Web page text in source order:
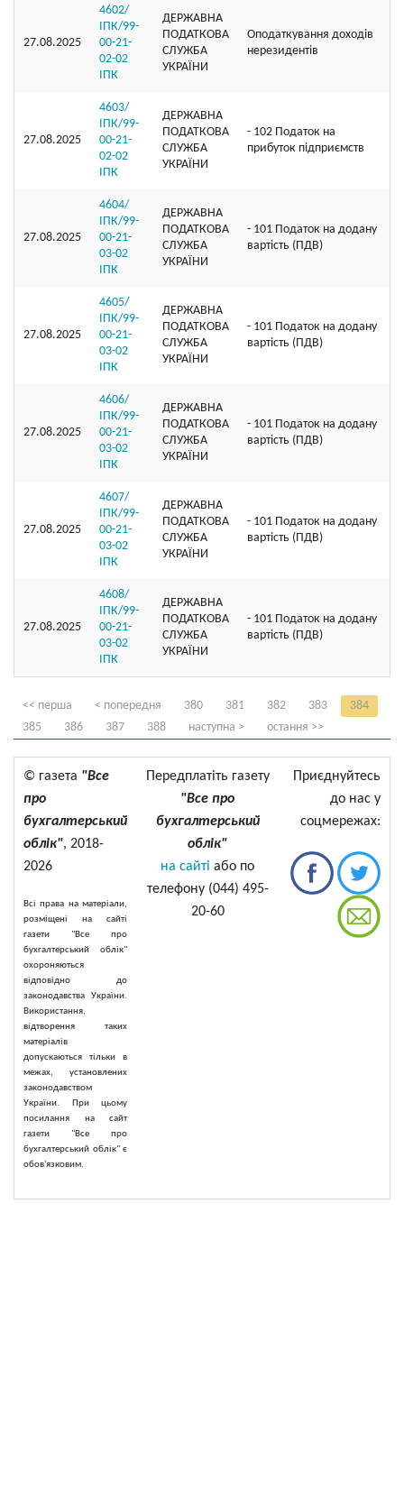
27.08.2025
4602/
ІПК/99-
00-21-
02-02
ІПК
ДЕРЖАВНА
ПОДАТКОВА
СЛУЖБА
УКРАЇНИ
Оподаткування доходів
нерезидентів
27.08.2025
4603/
ІПК/99-
00-21-
02-02
ІПК
ДЕРЖАВНА
ПОДАТКОВА
СЛУЖБА
УКРАЇНИ
- 102 Податок на
прибуток підприємств
27.08.2025
4604/
ІПК/99-
00-21-
03-02
ІПК
ДЕРЖАВНА
ПОДАТКОВА
СЛУЖБА
УКРАЇНИ
- 101 Податок на додану
вартість (ПДВ)
27.08.2025
4605/
ІПК/99-
00-21-
03-02
ІПК
ДЕРЖАВНА
ПОДАТКОВА
СЛУЖБА
УКРАЇНИ
- 101 Податок на додану
вартість (ПДВ)
27.08.2025
4606/
ІПК/99-
00-21-
03-02
ІПК
ДЕРЖАВНА
ПОДАТКОВА
СЛУЖБА
УКРАЇНИ
- 101 Податок на додану
вартість (ПДВ)
27.08.2025
4607/
ІПК/99-
00-21-
03-02
ІПК
ДЕРЖАВНА
ПОДАТКОВА
СЛУЖБА
УКРАЇНИ
- 101 Податок на додану
вартість (ПДВ)
27.08.2025
4608/
ІПК/99-
00-21-
03-02
ІПК
ДЕРЖАВНА
ПОДАТКОВА
СЛУЖБА
УКРАЇНИ
- 101 Податок на додану
вартість (ПДВ)
<< перша < попередня 380 381 382 383
384
385
386 387 388 наступна > остання >>
© газета "Все
про
бухгалтерський
облік", 2018-
2026
Всі права на матеріали,
розміщені на сайті
газети "Все про
бухгалтерський облік"
охороняються
відповідно до
законодавства України.
Використання,
відтворення таких
матеріалів
допускаються тільки в
межах, установлених
законодавством
України. При цьому
посилання на сайт
газети "Все про
бухгалтерський облік" є
обов'язковим.
Передплатіть газету
"Все про
бухгалтерський
облік"
на сайті або по
телефону (044) 495-
20-60
Приєднуйтесь
до нас у
соцмережах: